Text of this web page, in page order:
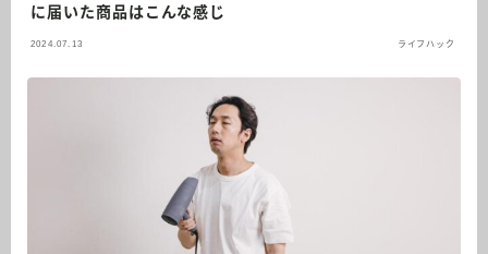
に届いた商品はこんな感じ
2024.07.13 ライフハック